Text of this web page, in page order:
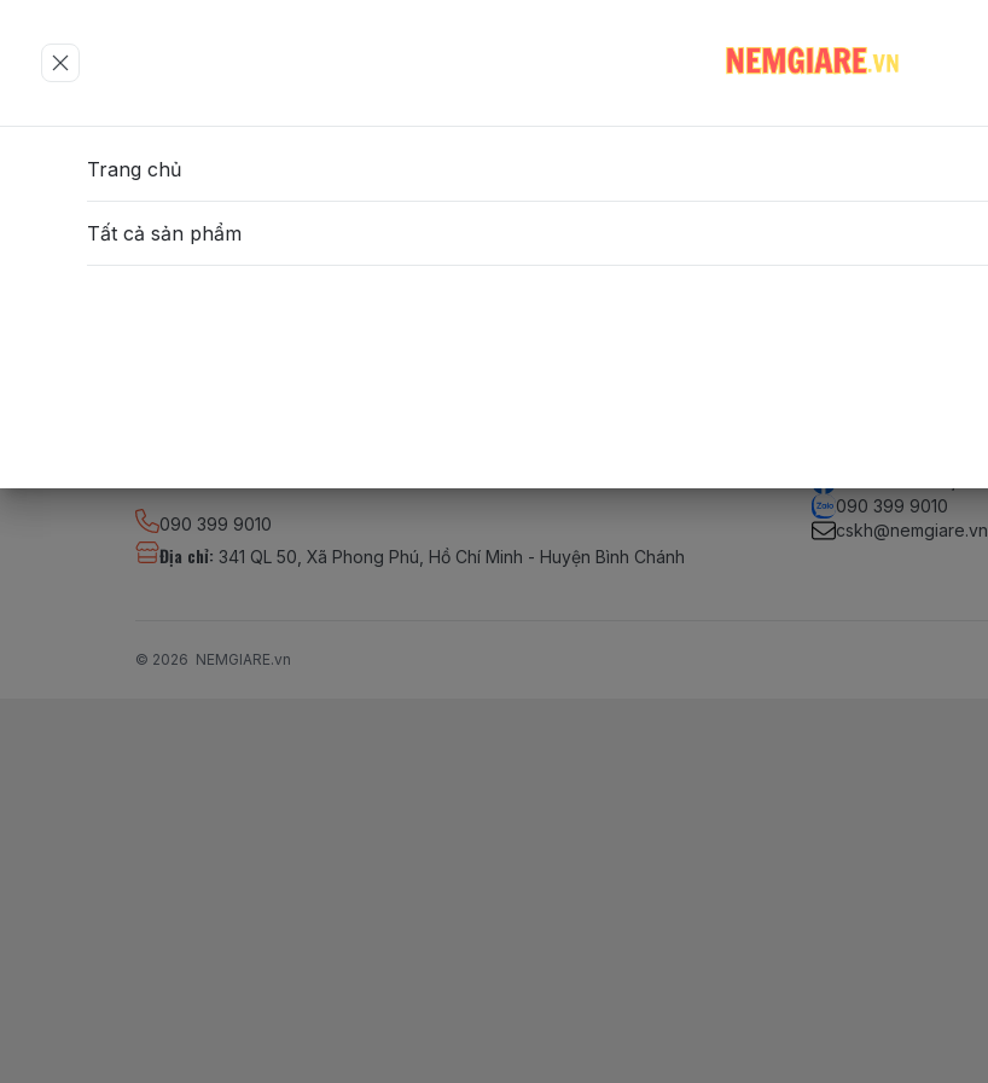
090 399 9010
Địa chỉ: 341 QL 50, Xã Phong Phú, Hồ Chí Minh - Huyện Bình Chánh
090 399 9010
cskh@nemgiare.vn
© 2026 NEMGIARE.vn
Trang chủ
Tất cả sản phẩm